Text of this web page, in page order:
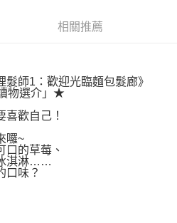
上)免運費
相關推薦
師1：歡迎光臨麵包髮廊》
物選介」★
歡自己！
囉~
的草莓、
淇淋……
味？